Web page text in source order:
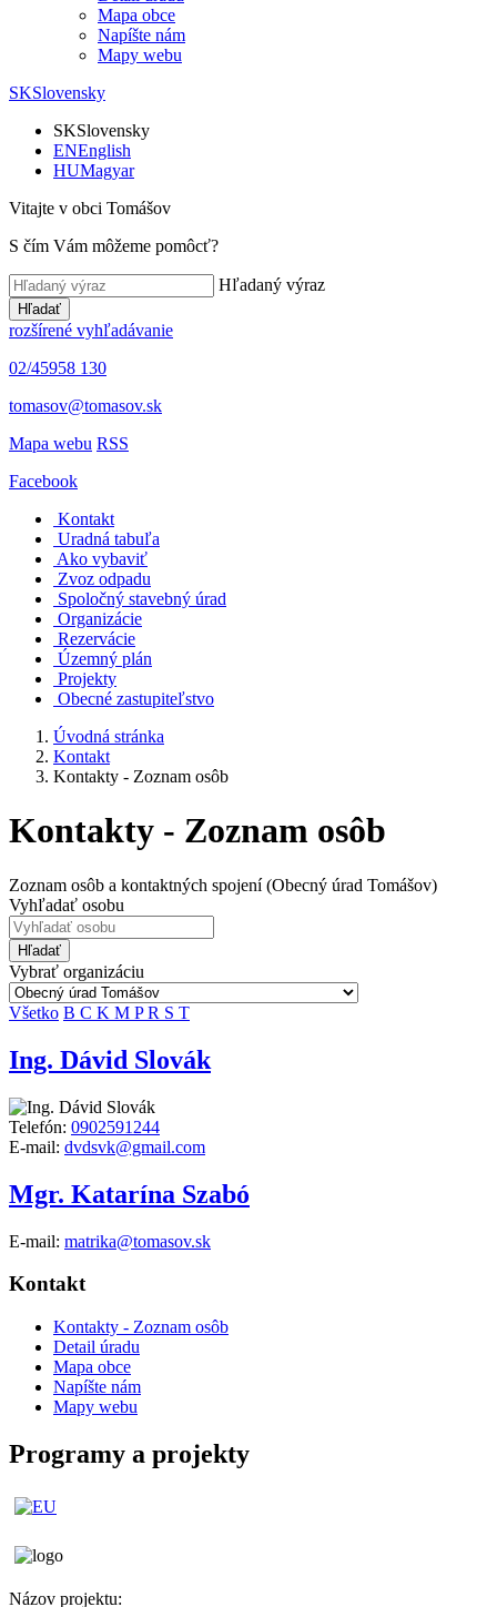
Mapa obce
Napíšte nám
Mapy webu
SKSlovensky
SKSlovensky
ENEnglish
HUMagyar
Vitajte v obci Tomášov
S čím Vám môžeme pomôcť?
Hľadaný výraz
Hľadať
rozšírené vyhľadávanie
02/45958 130
tomasov@tomasov.sk
Mapa webu RSS
Facebook
Kontakt
Uradná tabuľa
Ako vybaviť
Zvoz odpadu
Spoločný stavebný úrad
Organizácie
Rezervácie
Územný plán
Projekty
Obecné zastupiteľstvo
Úvodná stránka
Kontakt
Kontakty - Zoznam osôb
Kontakty - Zoznam osôb
Zoznam osôb a kontaktných spojení (Obecný úrad Tomášov)
Vyhľadať osobu
Hľadať
Vybrať organizáciu
Všetko B C K M PR S T
Ing. Dávid Slovák
Telefón: 0902591244
E-mail: dvdsvk@gmail.com
Mgr. Katarína Szabó
E-mail: matrika@tomasov.sk
Kontakt
Kontakty - Zoznam osôb
Detail úradu
Mapa obce
Napíšte nám
Mapy webu
Programy a projekty
Názov projektu: